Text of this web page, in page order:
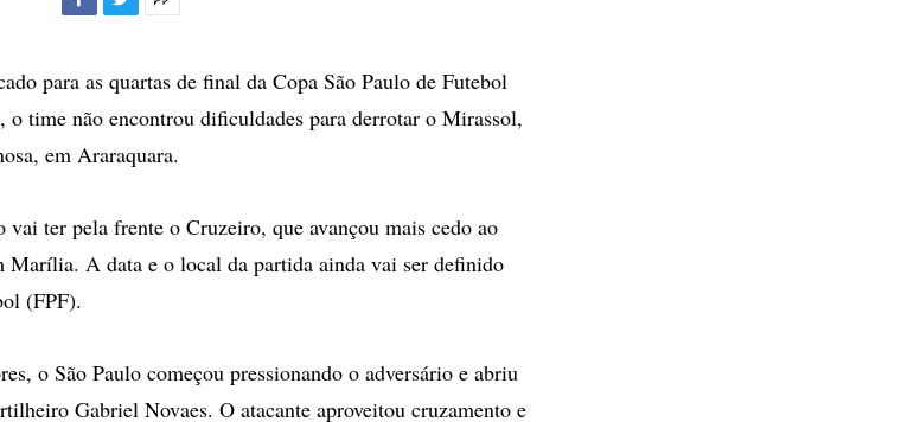
compartilhamento
para as quartas de final da Copa São Paulo de Futebol
o time não encontrou dificuldades para derrotar o Mirassol,
em Araraquara.
vai ter pela frente o Cruzeiro, que avançou mais cedo ao
Marília. A data e o local da partida ainda vai ser definido
(FPF).
o São Paulo começou pressionando o adversário e abriu
Gabriel Novaes. O atacante aproveitou cruzamento e